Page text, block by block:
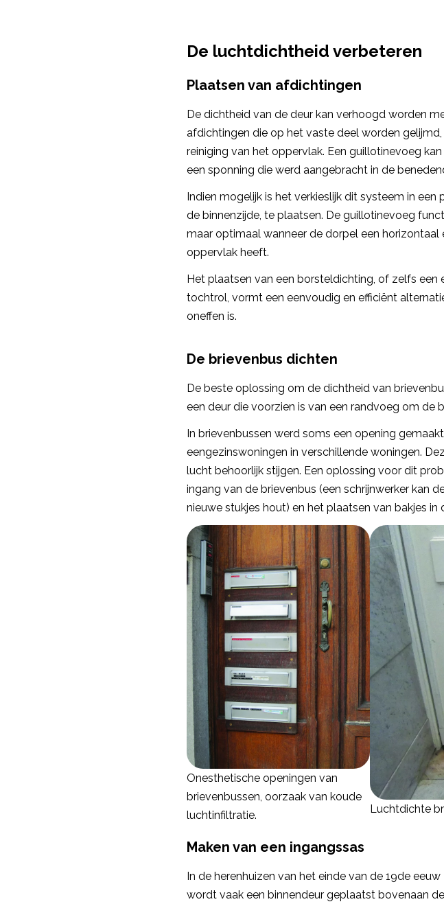
De luchtdichtheid verbeteren
Plaatsen van afdichtingen
De dichtheid van de deur kan verhoogd worden
afdichtingen die op het vaste deel worden
reiniging van het oppervlak. Een guillotinevoeg
een sponning die werd aangebracht in de
Indien mogelijk is het verkieslijk dit systeem in een
de binnenzijde, te plaatsen. De guillotinevoeg
maar optimaal wanneer de dorpel een horizontaal
oppervlak heeft.
Het plaatsen van een borsteldichting, of zelfs een
tochtrol, vormt een eenvoudig en efficiënt
oneffen is.
De brievenbus dichten
De beste oplossing om de dichtheid van
een deur die voorzien is van een randvoeg om de
In brievenbussen werd soms een opening
eengezinswoningen in verschillende woningen.
lucht behoorlijk stijgen. Een oplossing voor dit
ingang van de brievenbus (een schrijnwerker kan
nieuwe stukjes hout) en het plaatsen van bakjes
Onesthetische openingen van
brievenbussen, oorzaak van koude
luchtinfiltratie.
Luchtdichte
Maken van een ingangssas
In de herenhuizen van het einde van de 19de eeuw
wordt vaak een binnendeur geplaatst bovenaan de